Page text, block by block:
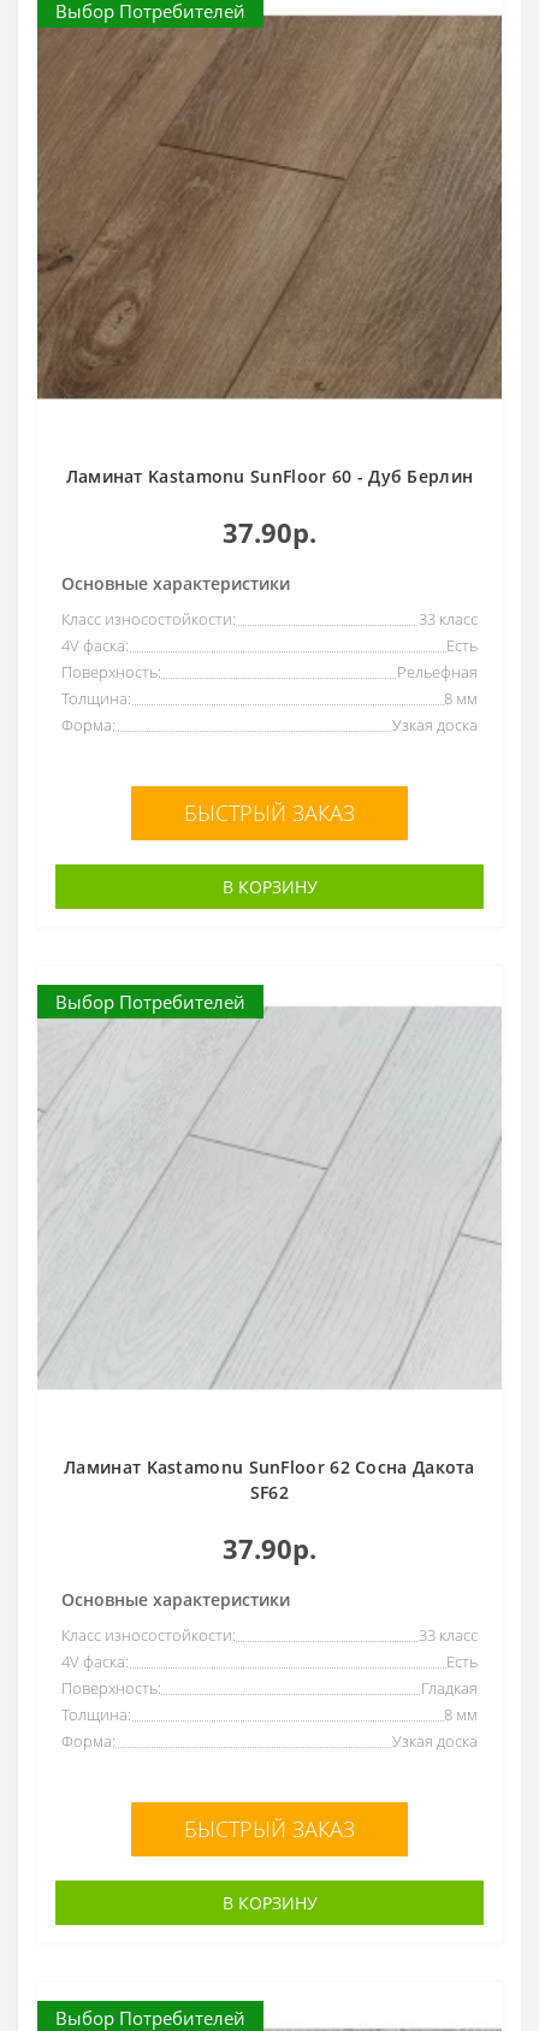
Выбор Потребителей
Ламинат Kastamonu SunFloor 60 - Дуб Берлин
37.90р.
Основные характеристики
Класс износостойкости:
33 класс
4V фаска:
Есть
Поверхность:
Рельефная
Толщина:
8 мм
Форма:
Узкая доска
БЫСТРЫЙ ЗАКАЗ
В КОРЗИНУ
Выбор Потребителей
Ламинат Kastamonu SunFloor 62 Сосна Дакота
SF62
37.90р.
Основные характеристики
Класс износостойкости:
33 класс
4V фаска:
Есть
Поверхность:
Гладкая
Толщина:
8 мм
Форма:
Узкая доска
БЫСТРЫЙ ЗАКАЗ
В КОРЗИНУ
Выбор Потребителей